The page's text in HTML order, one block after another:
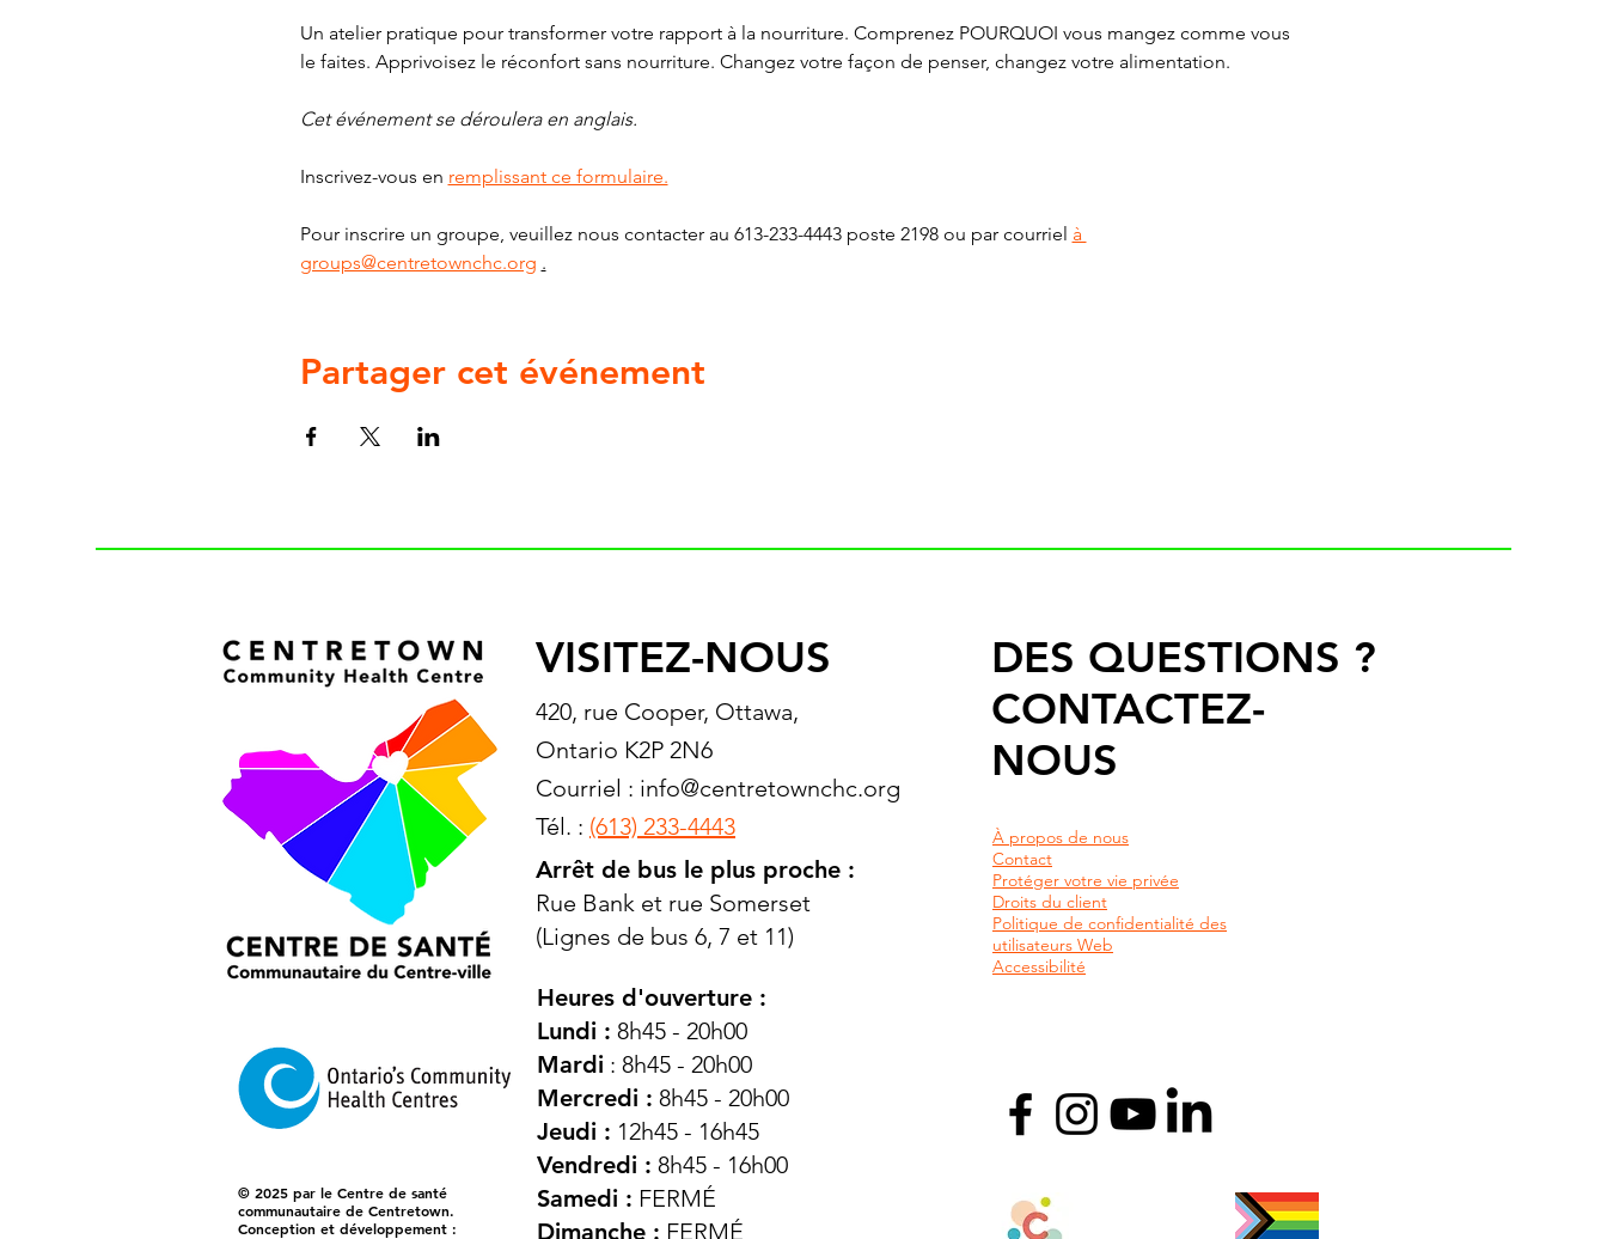
Un atelier pratique pour transformer votre rapport à la nourriture. Comprenez POURQUOI vous mangez comme vous
le faites. Apprivoisez le réconfort sans nourriture. Changez votre façon de penser, changez votre alimentation.
Cet événement se déroulera en anglais.
Inscrivez-vous en remplissant ce formulaire.
Pour inscrire un groupe, veuillez nous contacter au 613-233-4443 poste 2198 ou par courriel à
groups@centretownchc.org .
Partager cet événement
© 2025 par le Centre de santé
communautaire de Centretown.
Conception et développement :
VISITEZ-NOUS
420, rue Cooper, Ottawa,
Ontario K2P 2N6
Courriel : info@centretownchc.org
Tél. : (613) 233-4443
Arrêt de bus le plus proche :
Rue Bank et rue Somerset
(Lignes de bus 6, 7 et 11)
Heures d'ouverture :
Lundi : 8h45 - 20h00
Mardi : 8h45 - 20h00
Mercredi : 8h45 - 20h00
Jeudi : 12h45 - 16h45
Vendredi : 8h45 - 16h00
Samedi : FERMÉ
Dimanche : FERMÉ
DES QUESTIONS ?
CONTACTEZ-
NOUS
À propos de nous
Contact
Protéger votre vie privée
Droits du client
Politique de confidentialité des
utilisateurs Web
Accessibilité